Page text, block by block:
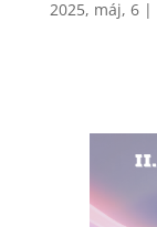
2025, máj, 6|